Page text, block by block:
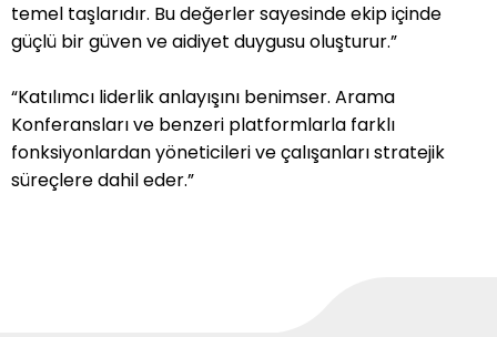
temel taşlarıdır. Bu değerler sayesinde ekip içinde
güçlü bir güven ve aidiyet duygusu oluşturur.”
“Katılımcı liderlik anlayışını benimser. Arama
Konferansları ve benzeri platformlarla farklı
fonksiyonlardan yöneticileri ve çalışanları stratejik
süreçlere dahil eder.”